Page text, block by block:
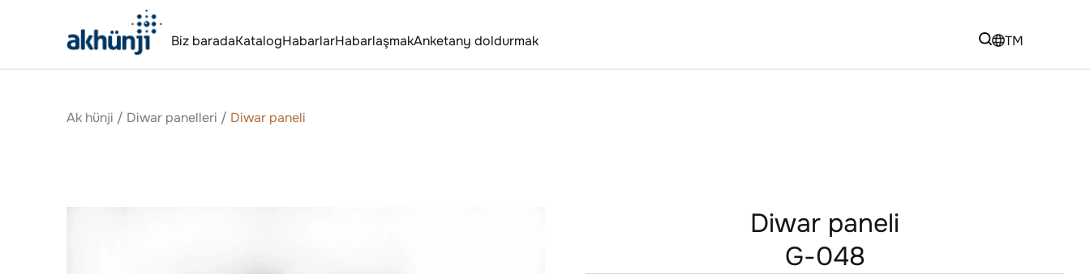
Biz baradaKatalogHabarlarHabarlaşmakAnketany doldurmak TM
Ak hünji / Diwar panelleri / Diwar paneli
Diwar paneli
G-048